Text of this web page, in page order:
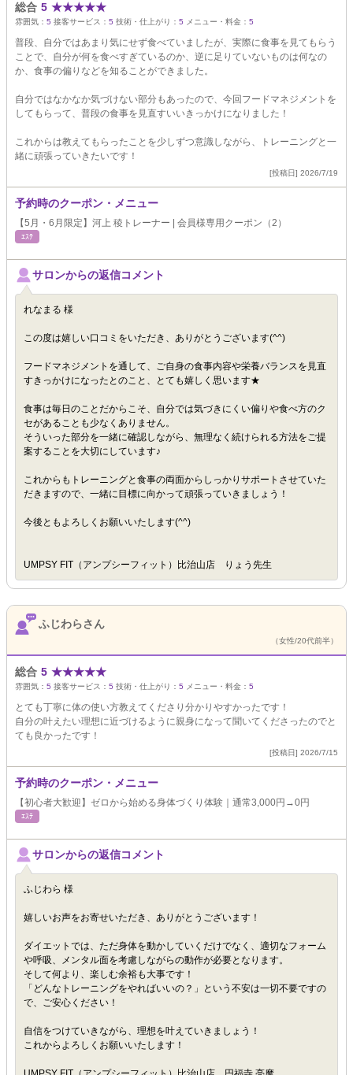
総合 5 ★★★★★
雰囲気： 5 接客サービス： 5 技術・仕上がり： 5 メニュー・料金： 5
普段、自分ではあまり気にせず食べていましたが、実際に食事を見てもらう
ことで、自分が何を食べすぎているのか、逆に足りていないものは何なの
か、食事の偏りなどを知ることができました。
自分ではなかなか気づけない部分もあったので、今回フードマネジメントを
してもらって、普段の食事を見直すいいきっかけになりました！
これからは教えてもらったことを少しずつ意識しながら、トレーニングと一
緒に頑張っていきたいです！
[投稿日] 2026/7/19
予約時のクーポン・メニュー
【5月・6月限定】河上 稜トレーナー | 会員様専用クーポン（2）
ｴｽﾃ
サロンからの返信コメント
れなまる 様
この度は嬉しい口コミをいただき、ありがとうございます(^^)
フードマネジメントを通して、ご自身の食事内容や栄養バランスを見直
すきっかけになったとのこと、とても嬉しく思います★
食事は毎日のことだからこそ、自分では気づきにくい偏りや食べ方のク
セがあることも少なくありません。
そういった部分を一緒に確認しながら、無理なく続けられる方法をご提
案することを大切にしています♪
これからもトレーニングと食事の両面からしっかりサポートさせていた
だきますので、一緒に目標に向かって頑張っていきましょう！
今後ともよろしくお願いいたします(^^)
UMPSY FIT（アンプシーフィット）比治山店 りょう先生
ふじわらさん
（女性/20代前半）
総合 5 ★★★★★
雰囲気： 5 接客サービス： 5 技術・仕上がり： 5 メニュー・料金： 5
とても丁寧に体の使い方教えてくださり分かりやすかったです！
自分の叶えたい理想に近づけるように親身になって聞いてくださったのでと
ても良かったです！
[投稿日] 2026/7/15
予約時のクーポン・メニュー
【初心者大歓迎】ゼロから始める身体づくり体験｜通常3,000円→0円
ｴｽﾃ
サロンからの返信コメント
ふじわら 様
嬉しいお声をお寄せいただき、ありがとうございます！
ダイエットでは、ただ身体を動かしていくだけでなく、適切なフォーム
や呼吸、メンタル面を考慮しながらの動作が必要となります。
そして何より、楽しむ余裕も大事です！
「どんなトレーニングをやればいいの？」という不安は一切不要ですの
で、ご安心ください！
自信をつけていきながら、理想を叶えていきましょう！
これからよろしくお願いいたします！